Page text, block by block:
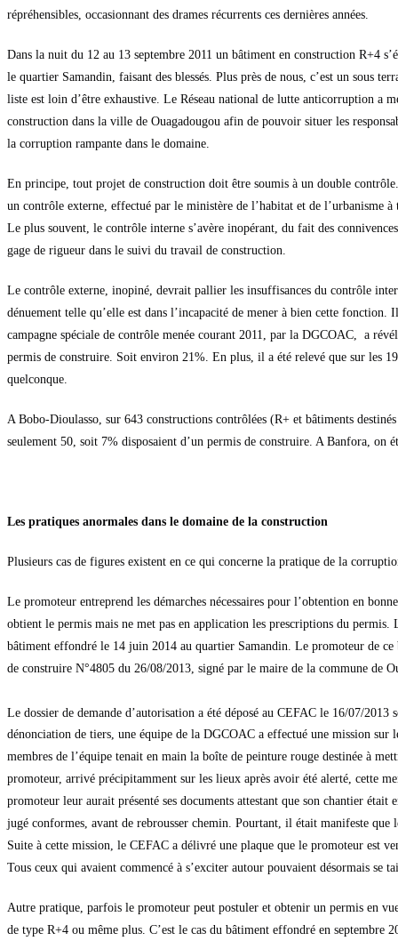
Burkina.
de
la
règlementation
érigé
doctrine.
répréhensibles, occasionnant des drames récurrents ces dernières années.
Dans la nuit du 12 au 13 septembre 2011 un bâtiment en construction R+4
le quartier Samandin, faisant des blessés. Plus près de nous, c’est un sous
liste est loin d’être exhaustive. Le Réseau national de lutte anticorruption a
construction dans la ville de Ouagadougou afin de pouvoir situer les
la corruption rampante dans le domaine.
En principe, tout projet de construction doit être soumis à un double
un contrôle externe, effectué par le ministère de l’habitat et de l’urbanisme
Le plus souvent, le contrôle interne s’avère inopérant, du fait des
gage de rigueur dans le suivi du travail de construction.
Le contrôle externe, inopiné, devrait pallier les insuffisances du contrôle
dénuement telle qu’elle est dans l’incapacité de mener à bien cette
campagne spéciale de contrôle menée courant 2011, par la DGCOAC, a
permis de construire. Soit environ 21%. En plus, il a été relevé que sur les
quelconque.
A Bobo-Dioulasso, sur 643 constructions contrôlées (R+ et bâtiments
seulement 50, soit 7% disposaient d’un permis de construire. A Banfora, on
Les pratiques anormales dans le domaine de la construction
Plusieurs cas de figures existent en ce qui concerne la pratique de la
Le promoteur entreprend les démarches nécessaires pour l’obtention en
obtient le permis mais ne met pas en application les prescriptions du permis.
bâtiment effondré le 14 juin 2014 au quartier Samandin. Le promoteur de
de construire N°4805 du 26/08/2013, signé par le maire de la commune de
Le dossier de demande d’autorisation a été déposé au CEFAC le 16/07/
dénonciation de tiers, une équipe de la DGCOAC a effectué une mission
membres de l’équipe tenait en main la boîte de peinture rouge destinée à
promoteur, arrivé précipitamment sur les lieux après avoir été alerté, cette
promoteur leur aurait présenté ses documents attestant que son chantier était
jugé conformes, avant de rebrousser chemin. Pourtant, il était manifeste
Suite à cette mission, le CEFAC a délivré une plaque que le promoteur est
Tous ceux qui avaient commencé à s’exciter autour pouvaient désormais se
Autre pratique, parfois le promoteur peut postuler et obtenir un permis en
de type R+4 ou même plus. C’est le cas du bâtiment effondré en